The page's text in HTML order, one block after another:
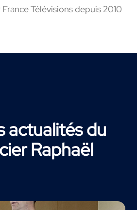
Télévisions depuis 2010
actualités du
Raphaël